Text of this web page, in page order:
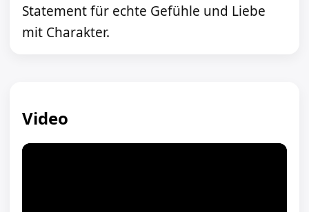
Statement für echte Gefühle und Liebe
mit Charakter.
Video